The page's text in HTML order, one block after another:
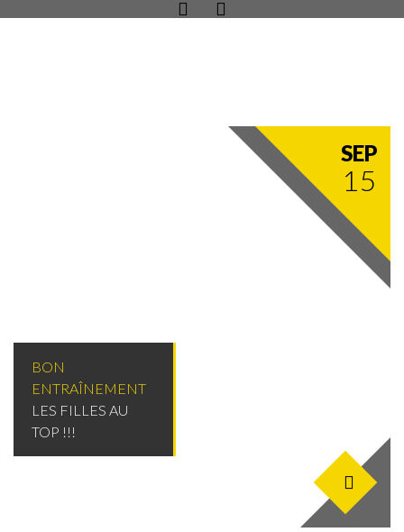
SEP
15
BON
ENTRAÎNEMENT
LES FILLES AU
TOP !!!